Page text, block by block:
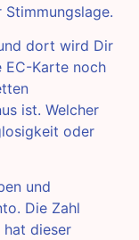
dort wird Dir
EC-Karte noch
ist. Welcher
oder
und
Die Zahl
hat dieser